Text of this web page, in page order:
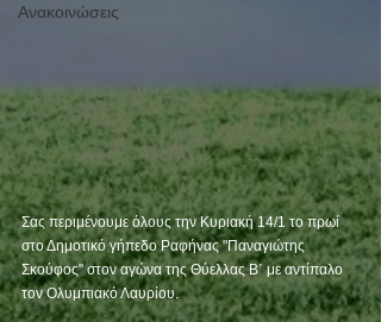
Ανακοινώσεις
Σας περιμένουμε όλους την Κυριακή 14/1 το πρωί
στο Δημοτικό γήπεδο Ραφήνας "Παναγιώτης
Σκούφος" στον αγώνα της Θύελλας Β΄ με αντίπαλο
τον Ολυμπιακό Λαυρίου.